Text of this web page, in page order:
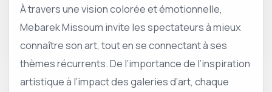
À travers une vision colorée et émotionnelle,
Mebarek Missoum invite les spectateurs à mieux
connaître son art, tout en se connectant à ses
thèmes récurrents. De l’importance de l’inspiration
artistique à l’impact des galeries d’art, chaque